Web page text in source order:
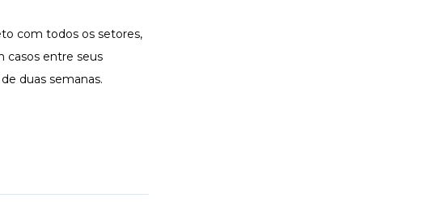
com todos os setores,
casos entre seus
duas semanas.